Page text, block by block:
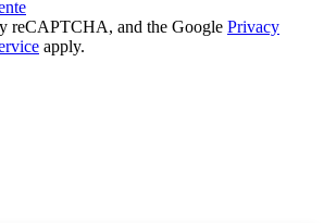
reCAPTCHA, and the Google Privacy
apply.